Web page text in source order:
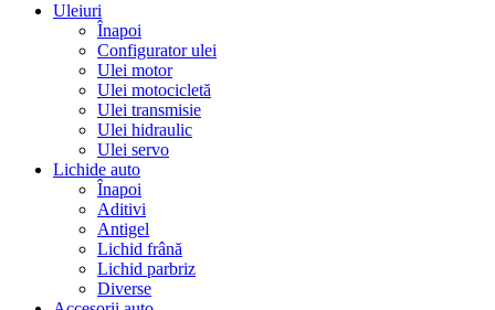
Uleiuri
Înapoi
Configurator ulei
Ulei motor
Ulei motocicletă
Ulei transmisie
Ulei hidraulic
Ulei servo
Lichide auto
Înapoi
Aditivi
Antigel
Lichid frână
Lichid parbriz
Diverse